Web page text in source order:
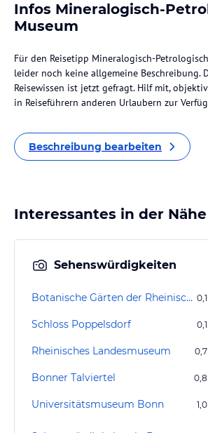
Infos Mineralogisch-
Museum
Für den Reisetipp Mineralogisch-
leider noch keine allgemeine Beschreibung.
Reisewissen ist jetzt gefragt. Hilf mit,
in Reiseführern anderen Urlaubern zur
Beschreibung bearbeiten
Interessantes in der Nähe
Sehenswürdigkeiten
Botanische Gärten der Rheinischen Friedrich-Wilhelms-Universität Bonn 0,1
Schloss Poppelsdorf 0,1
Rheinisches Landesmuseum 0,7
Bonner Talviertel 0,8
Universitätsmuseum Bonn 1,0